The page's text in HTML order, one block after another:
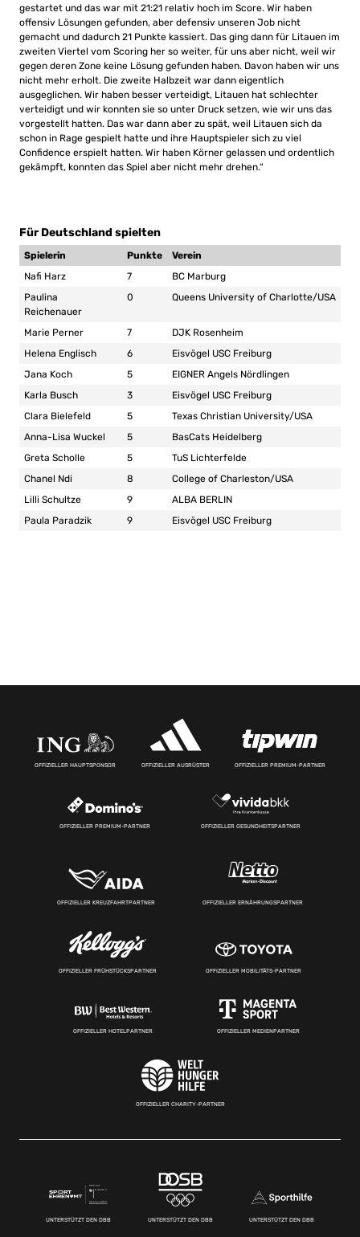
gestartet und das war mit 21:21 relativ hoch im Score. Wir haben
offensiv Lösungen gefunden, aber defensiv unseren Job nicht
gemacht und dadurch 21 Punkte kassiert. Das ging dann für Litauen im
zweiten Viertel vom Scoring her so weiter, für uns aber nicht, weil wir
gegen deren Zone keine Lösung gefunden haben. Davon haben wir uns
nicht mehr erholt. Die zweite Halbzeit war dann eigentlich
ausgeglichen. Wir haben besser verteidigt, Litauen hat schlechter
verteidigt und wir konnten sie so unter Druck setzen, wie wir uns das
vorgestellt hatten. Das war dann aber zu spät, weil Litauen sich da
schon in Rage gespielt hatte und ihre Hauptspieler sich zu viel
Confidence erspielt hatten. Wir haben Körner gelassen und ordentlich
gekämpft, konnten das Spiel aber nicht mehr drehen.“
Für Deutschland spielten
Spielerin Punkte
Verein
Nafi Harz
7
BC Marburg
Paulina
Reichenauer
0 Queens University of Charlotte/USA
Marie Perner 7
DJK Rosenheim
Helena Englisch
6
Eisvögel USC Freiburg
Jana Koch
5
EIGNER Angels Nördlingen
Karla Busch
3
Eisvögel USC Freiburg
Clara Bielefeld
5
Texas Christian University/USA
Anna-Lisa Wuckel
5
BasCats Heidelberg
Greta Scholle
5
TuS Lichterfelde
Chanel Ndi
8
College of Charleston/USA
Lilli Schultze
9
ALBA BERLIN
Paula Paradzik
9 Eisvögel USC Freiburg
OFFIZIELLER HAUPTSPONSOR OFFIZIELLER AUSRÜSTER OFFIZIELLER PREMIUM-PARTNER
OFFIZIELLER PREMIUM-PARTNER OFFIZIELLER GESUNDHEITSPARTNER
OFFIZIELLER KREUZFAHRTPARTNER OFFIZIELLER ERNÄHRUNGSPARTNER
OFFIZIELLER FRÜHSTÜCKSPARTNER OFFIZIELLER MOBILITÄTS-PARTNER
OFFIZIELLER HOTELPARTNER OFFIZIELLER MEDIENPARTNER
OFFIZIELLER CHARITY-PARTNER
UNTERSTÜTZT DEN DBB UNTERSTÜTZT DEN DBB UNTERSTÜTZT DEN DBB